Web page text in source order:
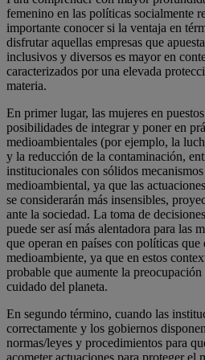
femenino en las políticas socialmente
importante conocer si la ventaja en
disfrutar aquellas empresas que
inclusivos y diversos es mayor en
caracterizados por una elevada
materia.
En primer lugar, las mujeres en
posibilidades de integrar y poner en
medioambientales (por ejemplo, la
y la reducción de la contaminación,
institucionales con sólidos
medioambiental, ya que las
se considerarán más insensibles,
ante la sociedad. La toma de
puede ser así más alentadora para las
que operan en países con políticas
medioambiente, ya que en estos
probable que aumente la
cuidado del planeta.
En segundo término, cuando las
correctamente y los gobiernos
normas/leyes y procedimientos para
acometer actuaciones para proteger el